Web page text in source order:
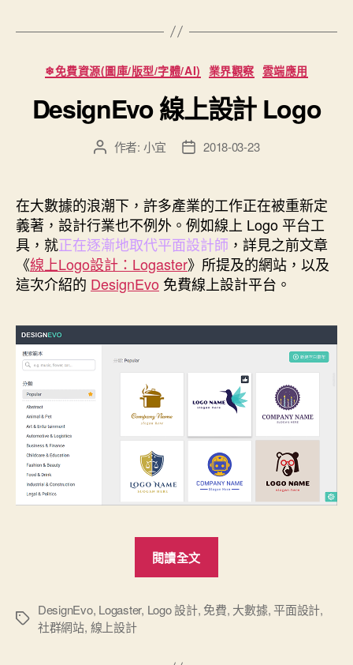
編
輯-
Photopea”
分
類
❄免費資源(圖庫/版型/字體/AI) 業界觀察 雲端應用
DesignEvo 線上設計 Logo
文
者
作者: 小宜
文
佈
日
期
2018-03-23
在大數據的浪潮下，許多產業的工作正在被重新定
義著，設計行業也不例外。例如線上 Logo 平台工
具，就正在逐漸地取代平面設計師 ，詳見之前文章
《線上Logo設計：Logaster》所提及的網站，以及
這次介紹的 DesignEvo 免費線上設計平台。
閱讀全文
設
標
DesignEvo, Logaster, Logo 設計, 免費, 大數據,平面設計,
社群網站, 線上設計